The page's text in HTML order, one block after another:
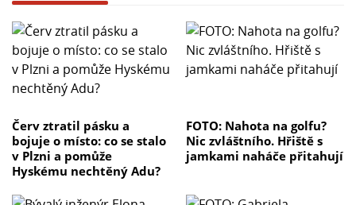
Červ ztratil pásku a
bojuje o místo: co se stalo
v Plzni a pomůže
Hyskému nechtěný Adu?
FOTO: Nahota na golfu?
Nic zvláštního. Hřiště s
jamkami naháče přitahují